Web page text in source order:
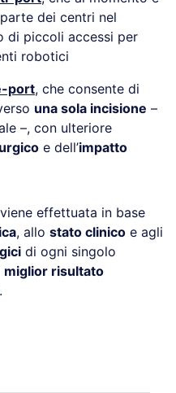
dei centri nel
di piccoli accessi per
robotici
port, che consente di
una sola incisione –
–, con ulteriore
e dell’impatto
effettuata in base
, allo stato clinico e agli
di ogni singolo
miglior risultato